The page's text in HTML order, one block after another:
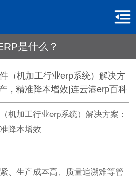
是什么？
（机加工行业erp系统）解决方
，精准降本增效|连云港erp百科
（机加工行业erp系统）解决方案：
降本增效
、生产成本高、质量追溯难等管